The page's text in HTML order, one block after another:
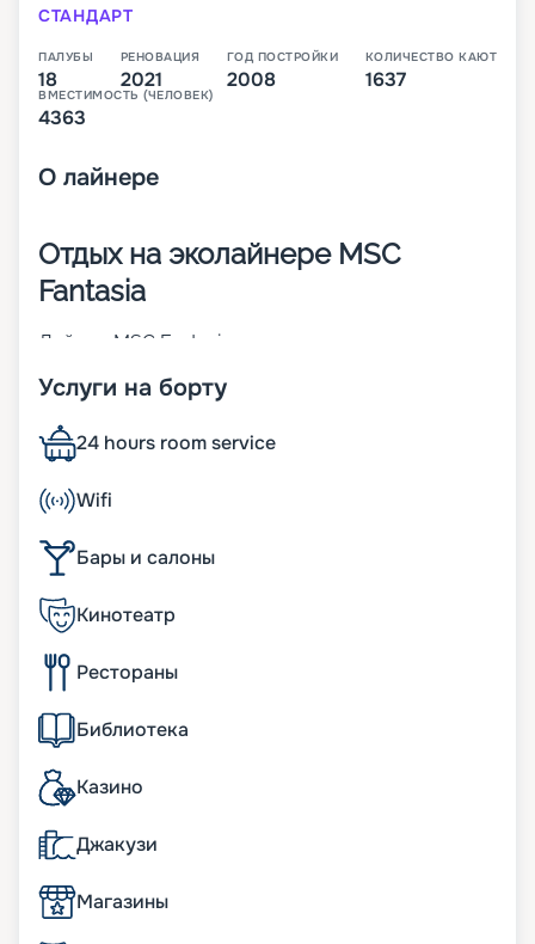
СТАНДАРТ
ПАЛУБЫ
18
РЕНОВАЦИЯ
2021
ГОД ПОСТРОЙКИ
2008
КОЛИЧЕСТВО КАЮТ
1637
ВМЕСТИМОСТЬ (ЧЕЛОВЕК)
4363
О лайнере
Отдых на эколайнере MSC
Fantasia
Лайнер MSC Fantasia – первое круизное судно
и в 2023 г. претерпело значительные изменения.
много номеров с личным балконом. Уникальные
технологические системы позволяют экономно
расходовать ресурсы и обеспечивают кораблю
почетную приставку ЭКО-. Также большое
разносторонним развлечениям. Основные
характеристики лайнера:
• ширина – 38 м;
• длина – 333 м;
• число палуб – 18. Из них 13 – пассажирские;
• водоизмещение – 133,5 тыс. т;
• скорость – 23,3 узла;
• общее число кают – 1 637. В них с комфортом
размещается до 4 363 человек.
К услугам пассажиров
масштабами: 18 палуб, 1637 кают, 4363
пассажира. Не меньшее впечатление
Услуги на борту
24 hours room service
Wifi
Бары и салоны
Кинотеатр
Рестораны
Библиотека
Казино
Джакузи
Магазины